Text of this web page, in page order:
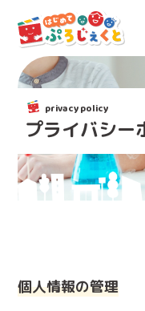
プライバシー
個人情報の管理